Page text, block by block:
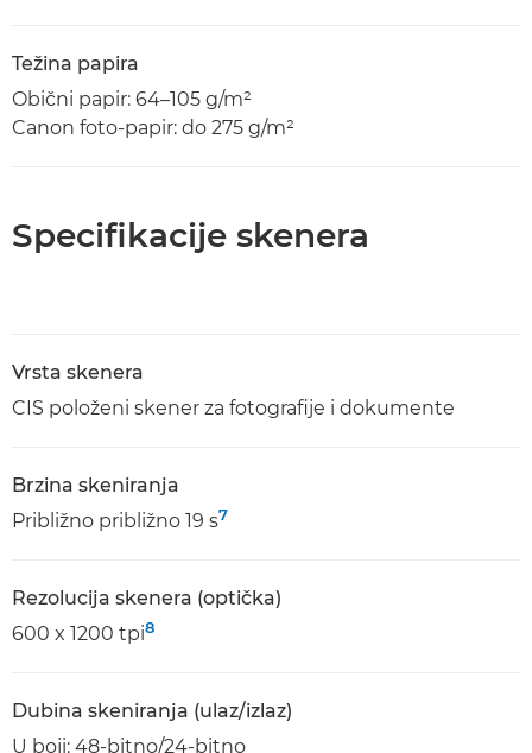
Težina papira
Obični papir: 64–105 g/m²
Canon foto-papir: do 275 g/m²
Specifikacije skenera
Vrsta skenera
CIS položeni skener za fotografije i dokumente
Brzina skeniranja
Približno približno 19 s7
Rezolucija skenera (optička)
600 x 1200 tpi8
Dubina skeniranja (ulaz/izlaz)
U boji: 48-bitno/24-bitno